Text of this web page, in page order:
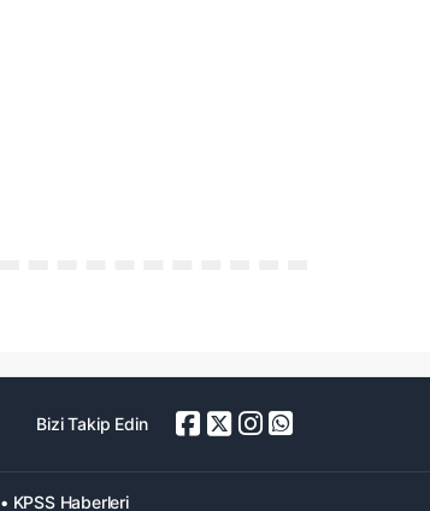
Bizi Takip Edin
• KPSS Haberleri